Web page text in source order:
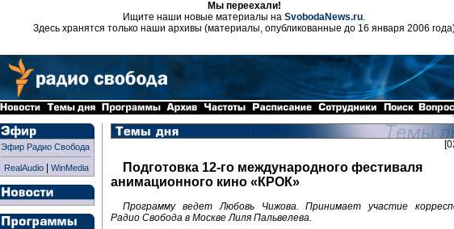
Мы переехали!
Ищите наши новые материалы на SvobodaNews.ru.
Здесь хранятся только наши архивы (материалы, опубликованные до 16 января 2006
Эфир Радио Свобода
RealAudio| WinMedia
Подготовка 12-го международного фестиваля
анимационного кино «КРОК»
Программу ведет Любовь Чижова. Принимает участие
Радио Свобода в Москве Лиля Пальвелева.